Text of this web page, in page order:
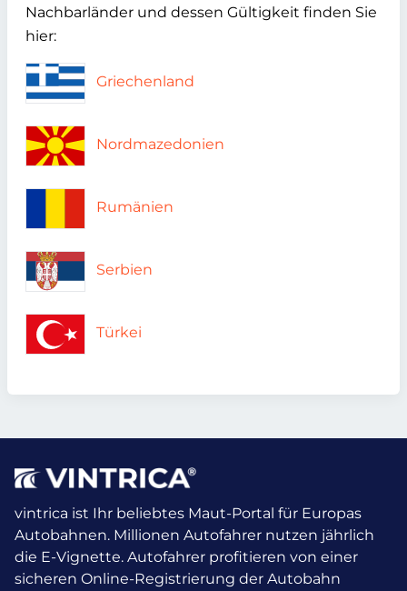
Nachbarländer und dessen Gültigkeit finden Sie
hier:
Griechenland
Nordmazedonien
Rumänien
Serbien
Türkei
vintrica ist Ihr beliebtes Maut-Portal für Europas
Autobahnen. Millionen Autofahrer nutzen jährlich
die E-Vignette. Autofahrer profitieren von einer
sicheren Online-Registrierung der Autobahn